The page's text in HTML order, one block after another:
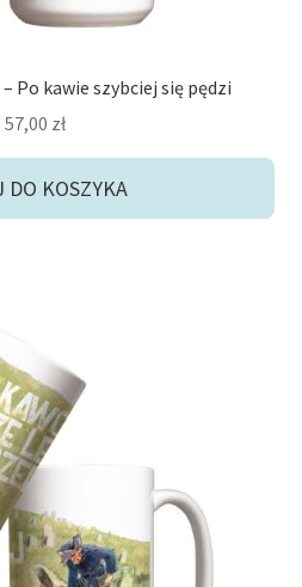
Po kawie szybciej się pędzi
57,00 zł
DO KOSZYKA